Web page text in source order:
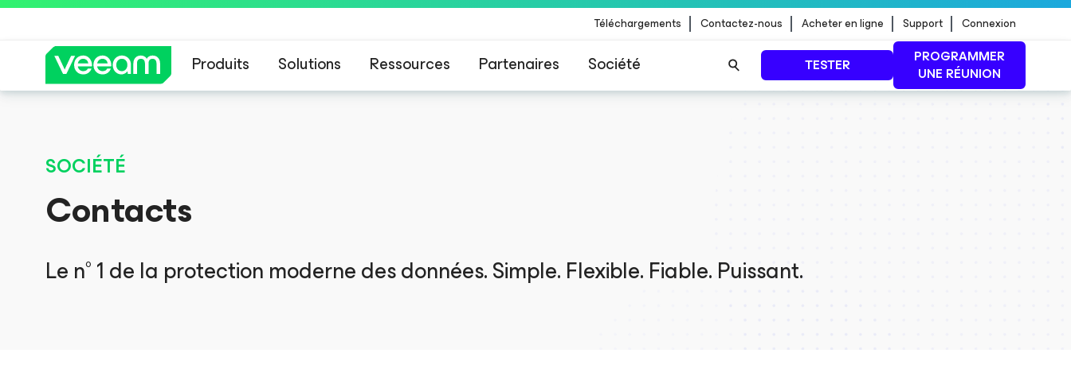
Téléchargements Contactez-nous Acheter en ligne Support Connexion
Produits Solutions Ressources Partenaires Société TESTER
PROGRAMMER
UNE RÉUNION
SOCIÉTÉ
Contacts
Le n° 1 de la protection moderne des données. Simple. Flexible. Fiable. Puissant.